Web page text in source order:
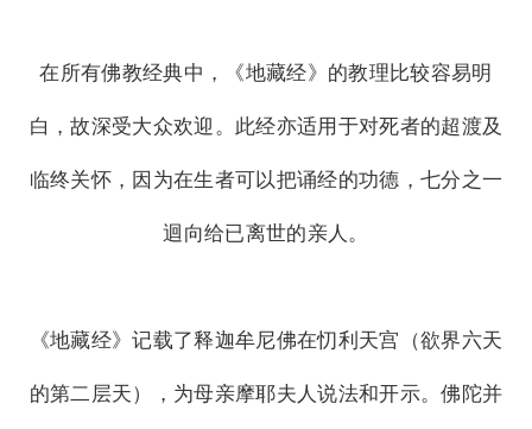
在所有佛教经典中，《地藏经》的教理比较容易明
白，故深受大众欢迎。此经亦适用于对死者的超渡及
临终关怀，因为在生者可以把诵经的功德，七分之一
迴向给已离世的亲人。
《地藏经》记载了释迦牟尼佛在忉利天宫（欲界六天
的第二层天），为母亲摩耶夫人说法和开示。佛陀并